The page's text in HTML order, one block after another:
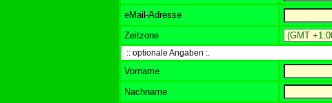
eMail-Adresse
Zeitzone
:: optionale Angaben :.
Vorname
Nachname